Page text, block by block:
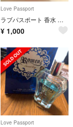
Love Passport
ラブパスポート 香水 値下げしました
¥ 1,000
Love Passport